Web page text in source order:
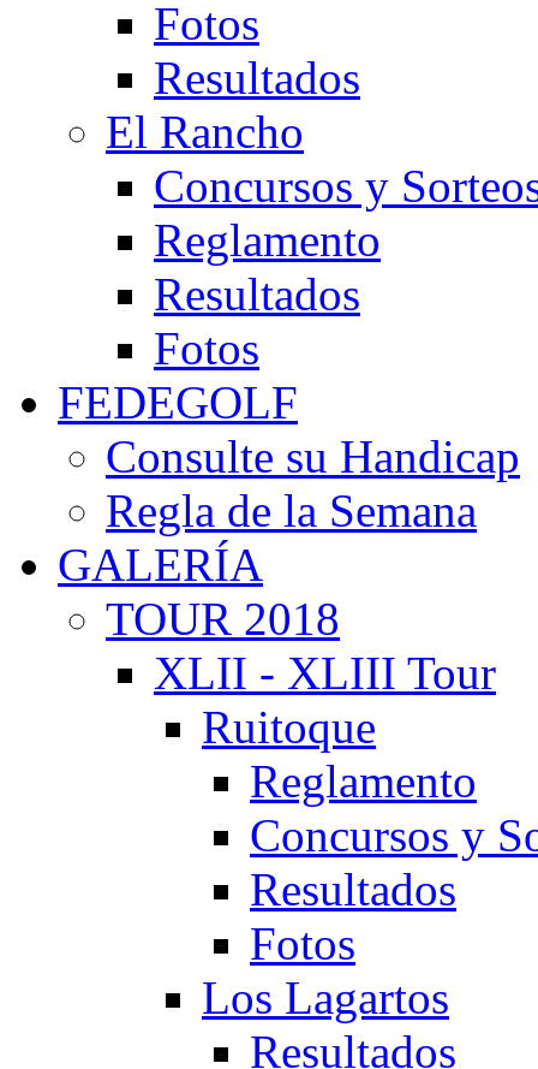
Fotos
Resultados
El Rancho
Concursos y
Reglamento
Resultados
Fotos
FEDEGOLF
Consulte su Handicap
Regla de la Semana
GALERÍA
TOUR 2018
XLII - XLIII Tour
Ruitoque
Reglamento
Concursos y
Resultados
Fotos
Los Lagartos
Resultados